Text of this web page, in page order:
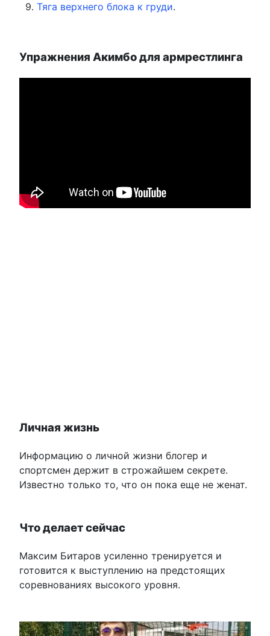
Тяга верхнего блока к груди.
Упражнения Акимбо для армрестлинга
Личная жизнь
Информацию о личной жизни блогер и
спортсмен держит в строжайшем секрете.
Известно только то, что он пока еще не женат.
Что делает сейчас
Максим Битаров усиленно тренируется и
готовится к выступлению на предстоящих
соревнованиях высокого уровня.